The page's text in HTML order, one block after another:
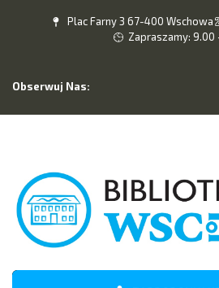
Plac Farny 3 67-400 Wschowa
Zapraszamy: 9.00
Obserwuj Nas: